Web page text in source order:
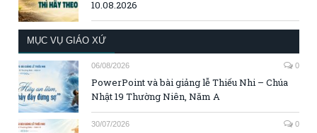
10.08.2026
MỤC VỤ GIÁO XỨ
06/08/2026 0
PowerPoint và bài giảng lễ Thiếu Nhi – Chúa
Nhật 19 Thường Niên, Năm A
30/07/2026 0